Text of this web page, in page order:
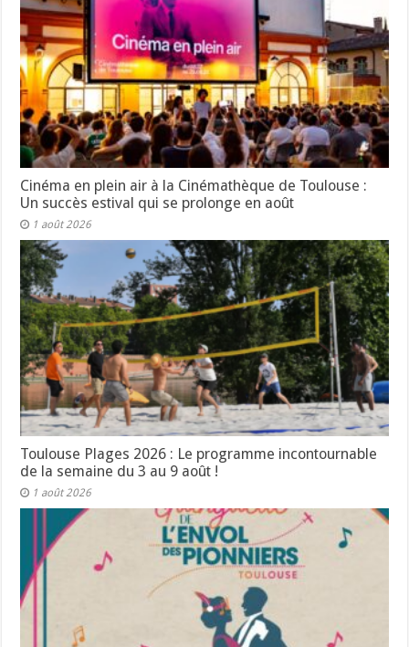
Cinéma en plein air à la Cinémathèque de Toulouse :
Un succès estival qui se prolonge en août
1 août 2026
Toulouse Plages 2026 : Le programme incontournable
de la semaine du 3 au 9 août !
1 août 2026